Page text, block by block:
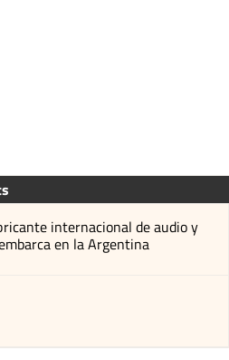
internacional de audio y
en la Argentina